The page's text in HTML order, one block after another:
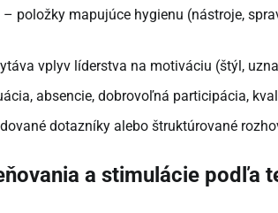
– položky mapujúce hygienu (nástroje,
vplyv líderstva na motiváciu (štýl,
absencie, dobrovoľná participácia,
dotazníky alebo štruktúrované
a stimulácie podľa